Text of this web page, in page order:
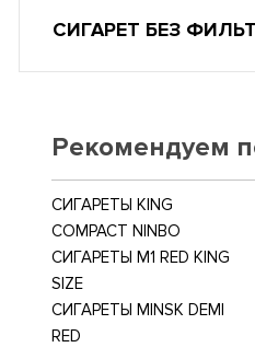
СИГАРЕТ БЕЗ
Рекомендуем
СИГАРЕТЫ KING
COMPACT NINBO
СИГАРЕТЫ M1 RED KING
SIZE
СИГАРЕТЫ MINSK DEMI
RED